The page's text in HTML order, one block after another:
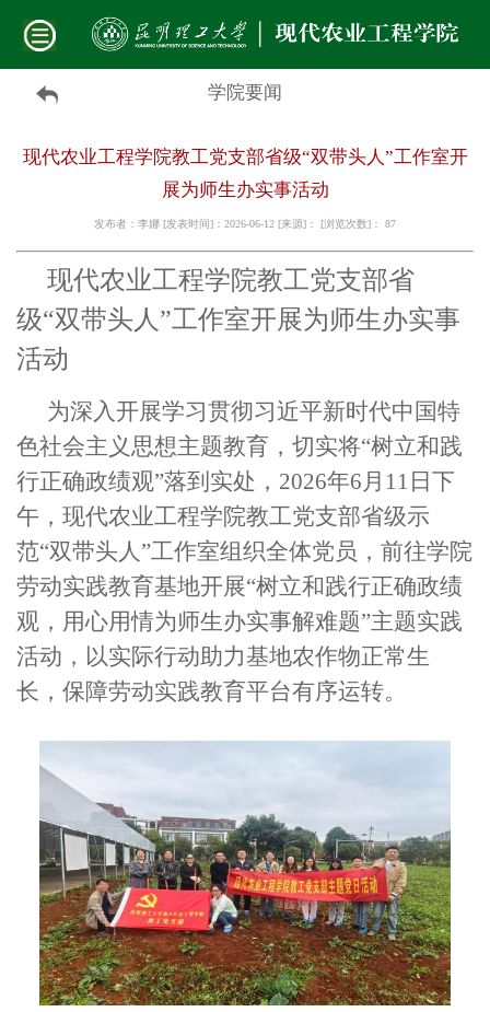
学院要闻
现代农业工程学院教工党支部省级“双带头人”工作室开
展为师生办实事活动
发布者：李娜 [发表时间]：2026-06-12 [来源]： [浏览次数]： 87
现代农业工程学院教工党支部省
级“双带头人”工作室开展为师生办实事
活动
为深入开展学习贯彻习近平新时代中国特
色社会主义思想主题教育，切实将“树立和践
行正确政绩观”落到实处， 2026年6月11日下
午， 现代农业工程学院教工党支部省级示
范“双带头人”工作室组织全体党员，前往学院
劳动实践教育基地开展“树立和践行正确政绩
观，用心用情为师生办实事解难题”主题实践
活动，以实际行动助力基地农作物正常生
长，保障劳动实践教育平台有序运转。